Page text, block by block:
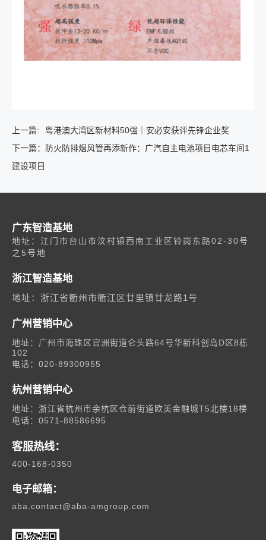
上一篇:
粤港澳大湾区新材料50强｜安必安获评先锋企业奖
下一篇：
防火防排烟风管再添新作：广汽自主电池项目电芯车间1
建设项目
广东智造基地
地址：江门市台山市汶村镇西南工业区铃岗东路02-30号
之5号地
浙江智造基地
地址：浙江省衢州市衢江区廿里镇廿龙路1号
广州营销中心
地址：广州市海珠区官洲街道仑头路64号华新科创岛D区8栋
102
电话：020-89300955
杭州营销中心
地址：浙江省杭州市余杭区仓前街道欧美金融城T5北楼18楼
电话：0571-88586695
客服热线：
400-168-0350
电子邮箱：
aba.contact@aba-amgroup.com